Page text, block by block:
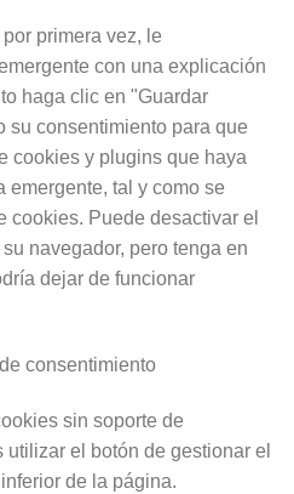
primera vez, le
con una explicación
haga clic en "Guardar
su consentimiento para que
cookies y plugins que haya
tal y como se
cookies. Puede desactivar el
navegador, pero tenga en
dejar de funcionar
consentimiento
sin soporte de
el botón de gestionar el
de la página.